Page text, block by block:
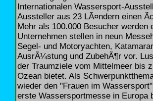
Internationalen Wassersport-
Aussteller aus 23 LÃ¤ndern einen
Mehr als 100.000 Besucher
Unternehmen stellen in neun
Segel- und Motoryachten,
AusrÃ¼stung und ZubehÃ¶r vor.
der Traumziele vom Mittelmeer bis
Ozean bietet. Als
wieder den "Frauen im
erste Wassersportmesse in Europa